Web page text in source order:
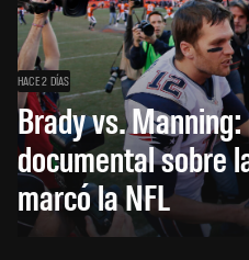
HACE 2 DÍAS
Brady vs.
documental sobre
marcó la NFL